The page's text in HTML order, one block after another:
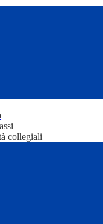
collegiali